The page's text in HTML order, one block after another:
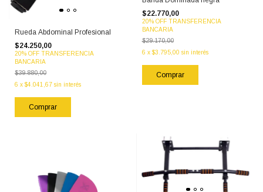
Rueda Abdominal Profesional
$24.250,00
20% OFF TRANSFERENCIA
BANCARIA
$39.880,00
6 x $4.041,67 sin interés
$22.770,00
20% OFF TRANSFERENCIA
BANCARIA
$29.170,00
6 x $3.795,00 sin interés